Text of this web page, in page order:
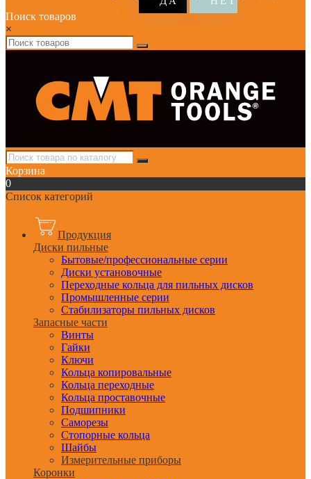
Поиск товаров
×
Корзина
0
Список категорий
Продукция
Диски пильные
Бытовые/профессиональные серии
Диски установочные
Переходные кольца для пильных дисков
Промышленные серии
Стабилизаторы пильных дисков
Запасные части
Винты
Гайки
Ключи
Кольца копировальные
Кольца переходные
Кольца проставочные
Подшипники
Саморезы
Стопорные кольца
Шайбы
Измерительные приборы
Коронки